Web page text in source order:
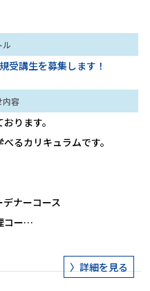
講生を募集します！
ります。
るカリキュラムです。
ナーコース
コー…